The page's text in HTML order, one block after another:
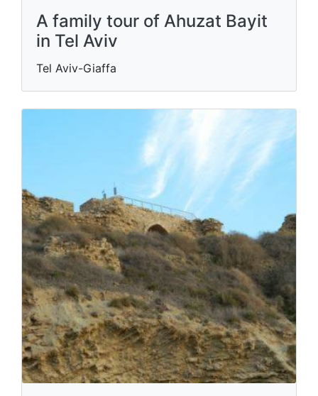
A family tour of Ahuzat Bayit
in Tel Aviv
Tel Aviv-Giaffa